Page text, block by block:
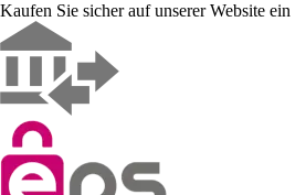
Kaufen Sie sicher auf unserer Website ein